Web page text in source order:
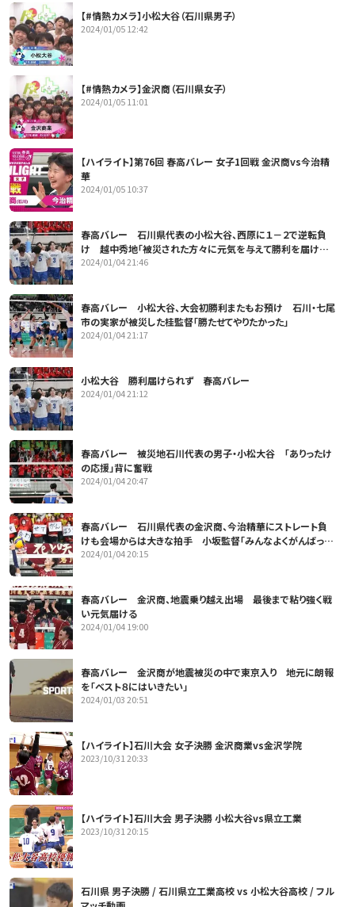
【#情熱カメラ】小松大谷（石川県男子）
2024/01/05 12:42
【#情熱カメラ】金沢商（石川県女子）
2024/01/05 11:01
【ハイライト】第76回 春高バレー 女子1回戦 金沢商vs今治精
華
2024/01/05 10:37
春高バレー 石川県代表の小松大谷、西原に１－２で逆転負
け 越中秀地「被災された方々に元気を与えて勝利を届けた
かった」
2024/01/04 21:46
春高バレー 小松大谷、大会初勝利またもお預け 石川・七尾
市の実家が被災した桂監督「勝たせてやりたかった」
2024/01/04 21:17
小松大谷 勝利届けられず 春高バレー
2024/01/04 21:12
春高バレー 被災地石川代表の男子・小松大谷 「ありったけ
の応援」背に奮戦
2024/01/04 20:47
春高バレー 石川県代表の金沢商、今治精華にストレート負
けも会場からは大きな拍手 小坂監督「みんなよくがんばっ
た」
2024/01/04 20:15
春高バレー 金沢商、地震乗り越え出場 最後まで粘り強く戦
い元気届ける
2024/01/04 19:00
春高バレー 金沢商が地震被災の中で東京入り 地元に朗報
を「ベスト８にはいきたい」
2024/01/03 20:51
【ハイライト】石川大会 女子決勝 金沢商業vs金沢学院
2023/10/31 20:33
【ハイライト】石川大会 男子決勝 小松大谷vs県立工業
2023/10/31 20:15
石川県 男子決勝 / 石川県立工業高校 vs 小松大谷高校 / フル